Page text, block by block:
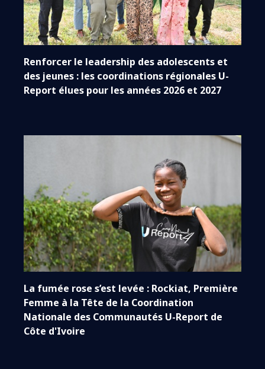
Renforcer le leadership des adolescents et
des jeunes : les coordinations régionales U-
Report élues pour les années 2026 et 2027
La fumée rose s’est levée : Rockiat, Première
Femme à la Tête de la Coordination
Nationale des Communautés U-Report de
Côte d'Ivoire